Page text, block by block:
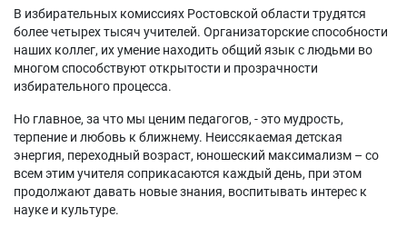
В избирательных комиссиях Ростовской области трудятся
более четырех тысяч учителей. Организаторские способности
наших коллег, их умение находить общий язык с людьми во
многом способствуют открытости и прозрачности
избирательного процесса.
Но главное, за что мы ценим педагогов, - это мудрость,
терпение и любовь к ближнему. Неиссякаемая детская
энергия, переходный возраст, юношеский максимализм – со
всем этим учителя соприкасаются каждый день, при этом
продолжают давать новые знания, воспитывать интерес к
науке и культуре.